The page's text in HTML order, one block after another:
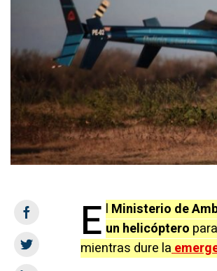
E l Ministerio de
un helicóptero
mientras dure la